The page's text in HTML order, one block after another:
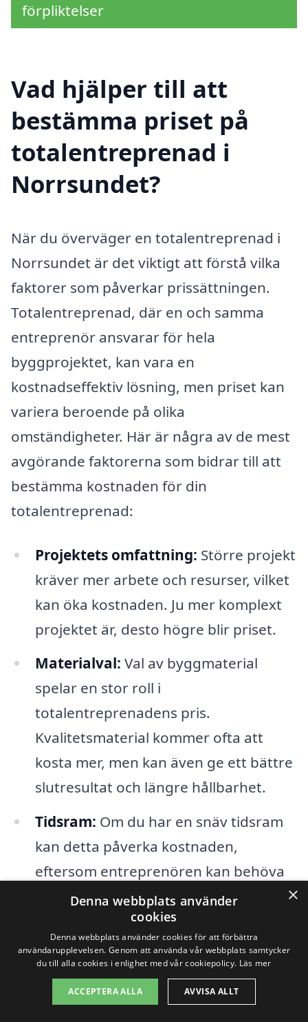
förpliktelser
Vad hjälper till att
bestämma priset på
totalentreprenad i
Norrsundet?
När du överväger en totalentreprenad i
Norrsundet är det viktigt att förstå vilka
faktorer som påverkar prissättningen.
Totalentreprenad, där en och samma
entreprenör ansvarar för hela
byggprojektet, kan vara en
kostnadseffektiv lösning, men priset kan
variera beroende på olika
omständigheter. Här är några av de mest
avgörande faktorerna som bidrar till att
bestämma kostnaden för din
totalentreprenad:
Projektets omfattning: Större projekt
kräver mer arbete och resurser, vilket
kan öka kostnaden. Ju mer komplext
projektet är, desto högre blir priset.
Materialval: Val av byggmaterial
spelar en stor roll i
totalentreprenadens pris.
Kvalitetsmaterial kommer ofta att
kosta mer, men kan även ge ett bättre
slutresultat och längre hållbarhet.
Tidsram: Om du har en snäv tidsram
kan detta påverka kostnaden,
eftersom entreprenören kan behöva
öka resurserna för att möta deadlines.
Entreprenörens erfarenhet: Erfarna
entreprenörer kan ibland ta högre
priser, men deras expertis kan
resultera i bättre kvalitet och färre
×
Denna webbplats använder
cookies
Denna webbplats använder cookies för att förbättra
användarupplevelsen. Genom att använda vår webbplats samtycker
du till alla cookies i enlighet med vår cookiepolicy. Läs mer
ACCEPTERA ALLA AVVISA ALLT